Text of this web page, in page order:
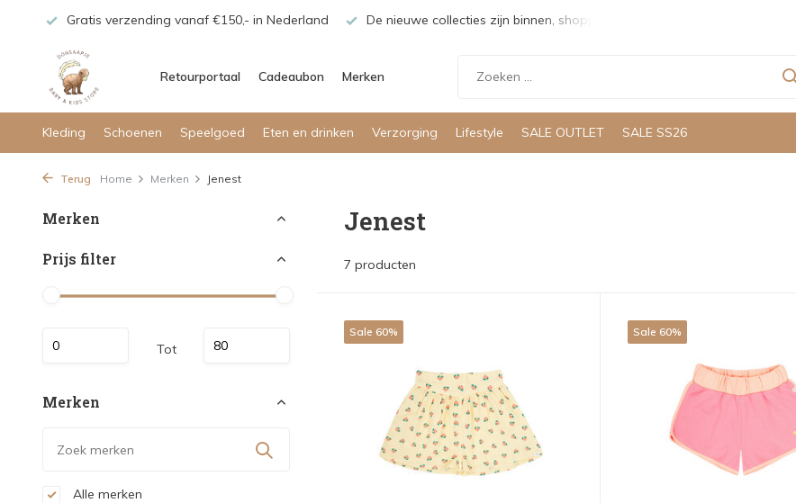
Gratis verzending vanaf €150,- in Nederland De nieuwe collecties zijn binnen, shoppen maar!
Retourportaal Cadeaubon Merken
Kleding Schoenen Speelgoed Eten en drinken Verzorging Lifestyle SALE OUTLET SALE SS26
Terug Home Merken Jenest
Merken
Prijs filter
Tot
Merken
Alle merken
Jenest
7 producten
Sale 60% Sale 60%